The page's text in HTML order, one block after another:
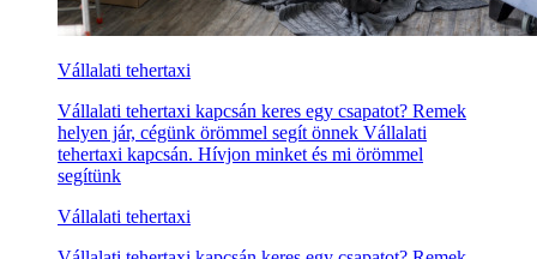
Vállalati tehertaxi
Vállalati tehertaxi kapcsán keres egy csapatot? Remek
helyen jár, cégünk örömmel segít önnek Vállalati
tehertaxi kapcsán. Hívjon minket és mi örömmel
segítünk
Vállalati tehertaxi